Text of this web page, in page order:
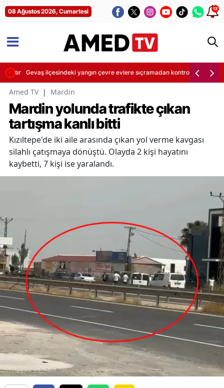
08 Ağustos 2026, Cumartesi 12
kaybetti
Gevaş ilçesindeki yangın çevre evlere sıçramadan kontrol altına alındı
Amed TV | Mardin
Mardin yolunda trafikte çıkan
tartışma kanlı bitti
Kızıltepe'de iki aile arasında çıkan yol verme kavgası
silahlı çatışmaya dönüştü. Olayda 2 kişi hayatını
kaybetti, 7 kişi ise yaralandı.